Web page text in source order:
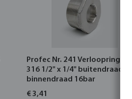
Profec Nr. 241 Verloopring RVS
316 1/2" x 1/4" buitendraad x
binnendraad 16bar
€ 3,41